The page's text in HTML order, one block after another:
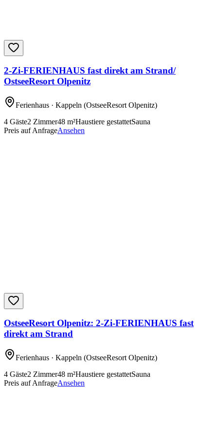
2-Zi-FERIENHAUS fast direkt am Strand/
OstseeResort Olpenitz
Ferienhaus · Kappeln (OstseeResort Olpenitz)
4 Gäste2 Zimmer48 m²Haustiere gestattetSauna
Preis auf AnfrageAnsehen
OstseeResort Olpenitz: 2-Zi-FERIENHAUS fast
direkt am Strand
Ferienhaus · Kappeln (OstseeResort Olpenitz)
4 Gäste2 Zimmer48 m²Haustiere gestattetSauna
Preis auf AnfrageAnsehen